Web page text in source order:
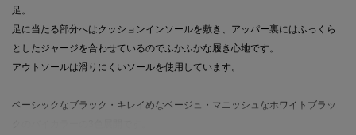
足。
足に当たる部分へはクッションインソールを敷き、アッパー裏にはふっくら
としたジャージを合わせているのでふかふかな履き心地です。
アウトソールは滑りにくいソールを使用しています。
ベーシックなブラック・キレイめなベージュ・マニッシュなホワイトブラッ